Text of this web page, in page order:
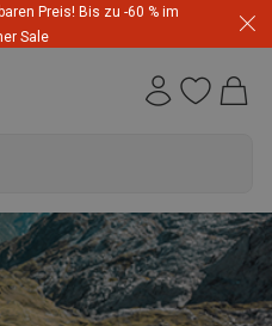
Preis! Bis zu -60 % im
Sale